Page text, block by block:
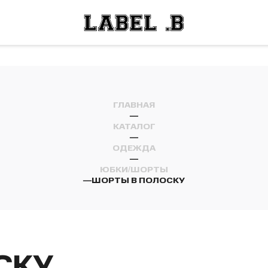
ГЛАВНАЯ
—
КАТАЛОГ
—
ОДЕЖДА
—
ЮБКИ/ШОРТЫ
—ШОРТЫ В ПОЛОСКУ